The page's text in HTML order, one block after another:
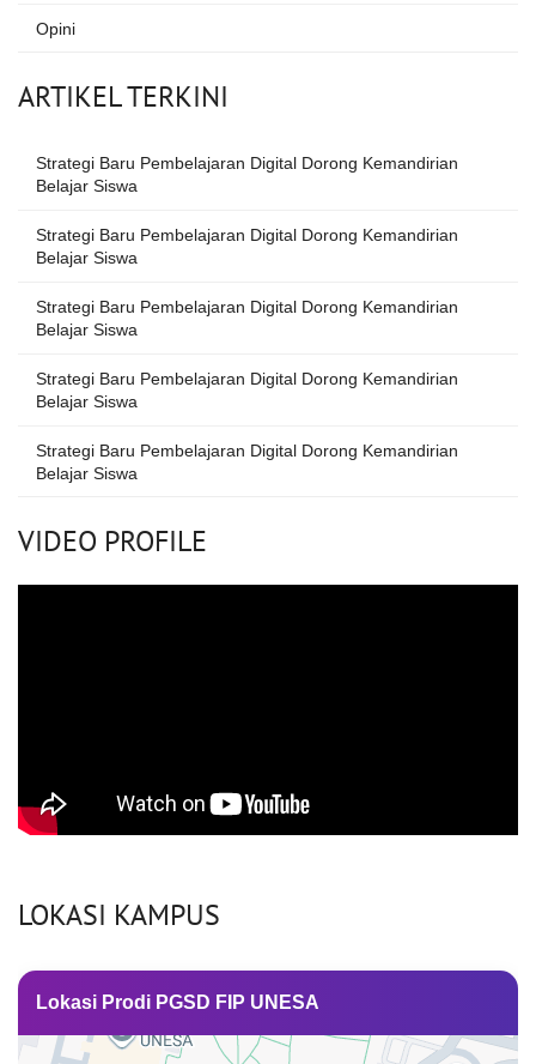
Opini
ARTIKEL TERKINI
Strategi Baru Pembelajaran Digital Dorong Kemandirian
Belajar Siswa
Strategi Baru Pembelajaran Digital Dorong Kemandirian
Belajar Siswa
Strategi Baru Pembelajaran Digital Dorong Kemandirian
Belajar Siswa
Strategi Baru Pembelajaran Digital Dorong Kemandirian
Belajar Siswa
Strategi Baru Pembelajaran Digital Dorong Kemandirian
Belajar Siswa
VIDEO PROFILE
LOKASI KAMPUS
Lokasi Prodi PGSD FIP UNESA